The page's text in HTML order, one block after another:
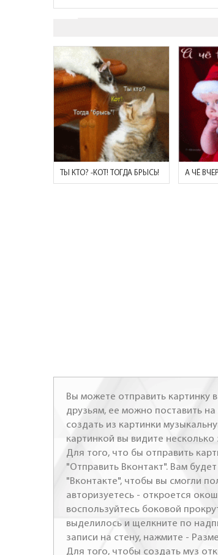
ТЫ КТО? -КОТ! ТОГДА БРЫСЬ! А ЧЁ
Вы можете отправить картинку
друзьям, ее можно поставить
создать из картинки
картинкой вы видите
Для того, что бы отправить
"Отправить Вконтакт". Вам
"Вконтакте", чтобы вы смогли
авторизуетесь - откроется
воспользуйтесь боковой
выделилось и щелкните по
записи на стену, нажмите -
Для того, чтобы создать муз